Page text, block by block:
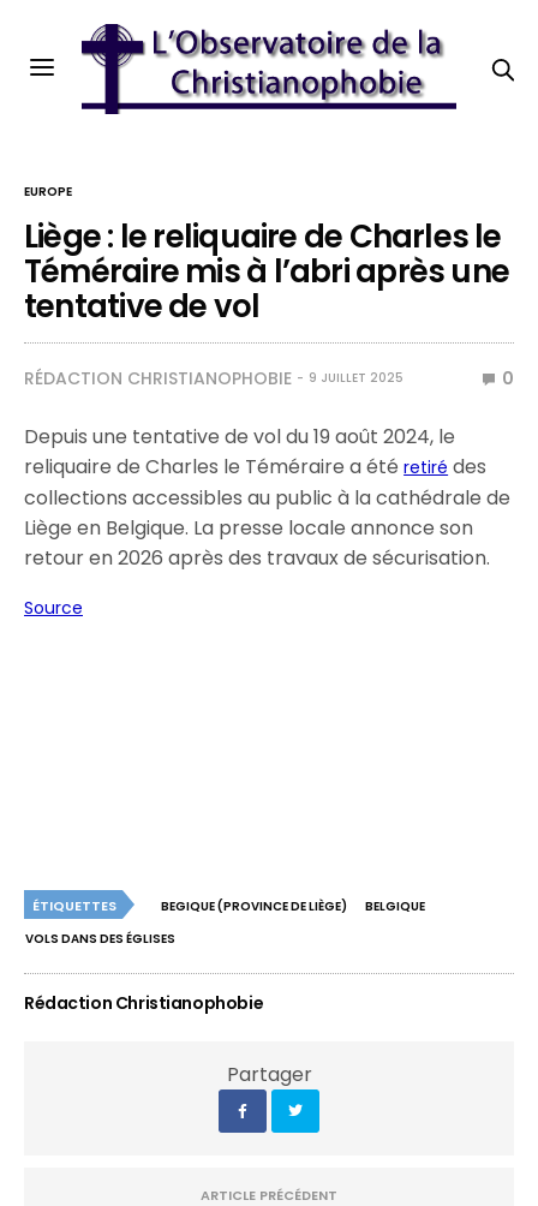
EUROPE
Liège : le reliquaire de Charles le
Téméraire mis à l’abri après une
tentative de vol
RÉDACTION CHRISTIANOPHOBIE 9 JUILLET 2025 0
Depuis une tentative de vol du 19 août 2024, le
reliquaire de Charles le Téméraire a étéretiré des
collections accessibles au public à la cathédrale de
Liège en Belgique. La presse locale annonce son
retour en 2026 après des travaux de sécurisation.
Source
ÉTIQUETTES BEGIQUE (PROVINCE DE LIÈGE)
BELGIQUE
VOLS DANS DES ÉGLISES
Rédaction Christianophobie
Partager
ARTICLE PRÉCÉDENT